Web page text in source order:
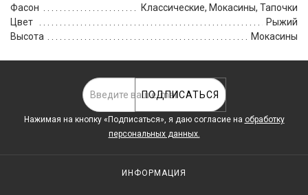
Фасон
Классические, Мокасины, Тапочки
Цвет
Рыжий
Высота
Мокасины
ПОДПИСАТЬСЯ
Нажимая на кнопку «Подписаться», я даю cогласие на обработку
персональных данных.
ИНФОРМАЦИЯ